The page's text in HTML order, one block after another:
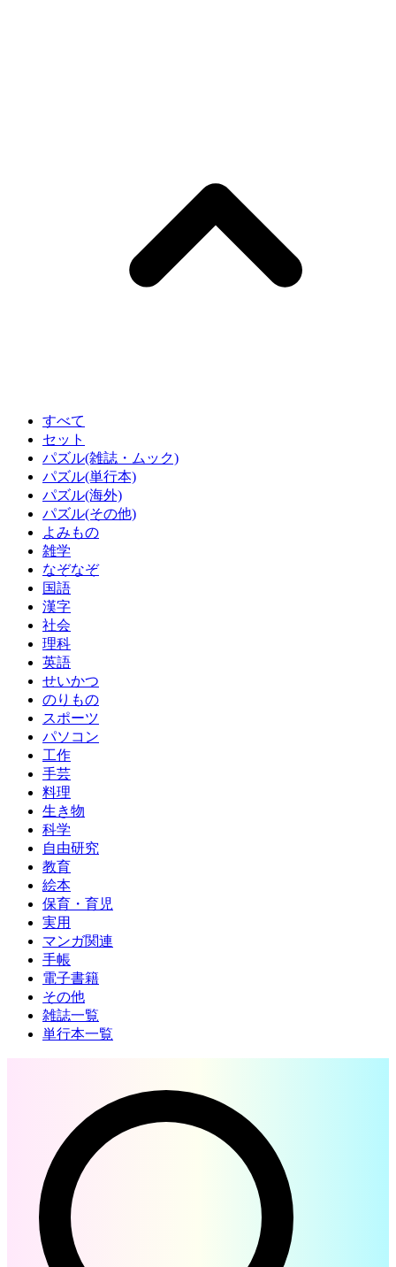
すべて
セット
パズル(雑誌・ムック)
パズル(単行本)
パズル(海外)
パズル(その他)
よみもの
雑学
なぞなぞ
国語
漢字
社会
理科
英語
せいかつ
のりもの
スポーツ
パソコン
工作
手芸
料理
生き物
科学
自由研究
教育
絵本
保育・育児
実用
マンガ関連
手帳
電子書籍
その他
雑誌一覧
単行本一覧